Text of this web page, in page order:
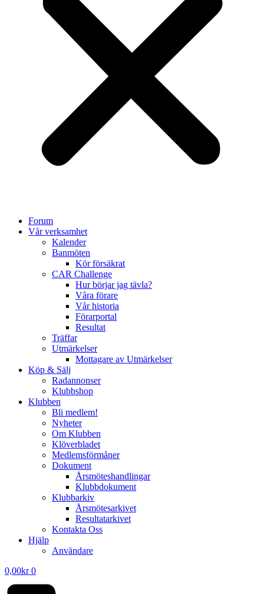
Forum
Vår verksamhet
Kalender
Banmöten
Kör försäkrat
CAR Challenge
Hur börjar jag tävla?
Våra förare
Vår historia
Förarportal
Resultat
Träffar
Utmärkelser
Mottagare av Utmärkelser
Köp & Sälj
Radannonser
Klubbshop
Klubben
Bli medlem!
Nyheter
Om Klubben
Klöverbladet
Medlemsförmåner
Dokument
Årsmöteshandlingar
Klubbdokument
Klubbarkiv
Årsmötesarkivet
Resultatarkivet
Kontakta Oss
Hjälp
Användare
0,00kr 0